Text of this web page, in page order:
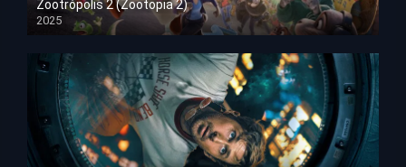
Zootrópolis 2 (Zootopia 2)
2025
HD 1080p